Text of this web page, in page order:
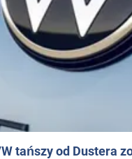
tańszy od Dustera